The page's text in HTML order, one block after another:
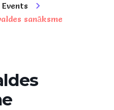
Events
sanāksme